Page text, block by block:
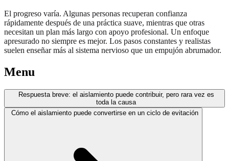
El progreso varía. Algunas personas recuperan confianza
rápidamente después de una práctica suave, mientras que otras
necesitan un plan más largo con apoyo profesional. Un enfoque
apresurado no siempre es mejor. Los pasos constantes y realistas
suelen enseñar más al sistema nervioso que un empujón abrumador.
Menu
Respuesta breve: el aislamiento puede contribuir, pero rara vez es
toda la causa
Cómo el aislamiento puede convertirse en un ciclo de evitación